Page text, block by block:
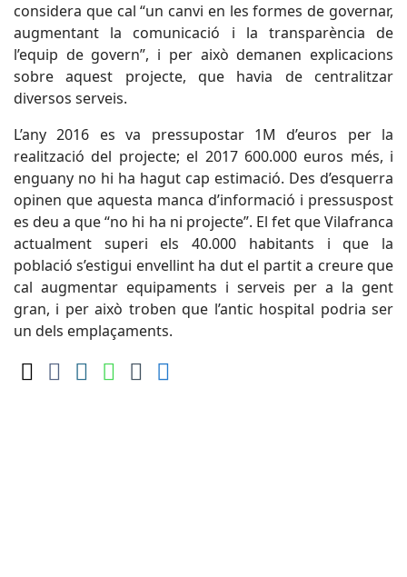
considera que cal “un canvi en les formes de governar,
augmentant la comunicació i la transparència de
l’equip de govern”, i per això demanen explicacions
sobre aquest projecte, que havia de centralitzar
diversos serveis.
L’any 2016 es va pressupostar 1M d’euros per la
realització del projecte; el 2017 600.000 euros més, i
enguany no hi ha hagut cap estimació. Des d’esquerra
opinen que aquesta manca d’informació i pressuspost
es deu a que “no hi ha ni projecte”. El fet que Vilafranca
actualment superi els 40.000 habitants i que la
població s’estigui envellint ha dut el partit a creure que
cal augmentar equipaments i serveis per a la gent
gran, i per això troben que l’antic hospital podria ser
un dels emplaçaments.